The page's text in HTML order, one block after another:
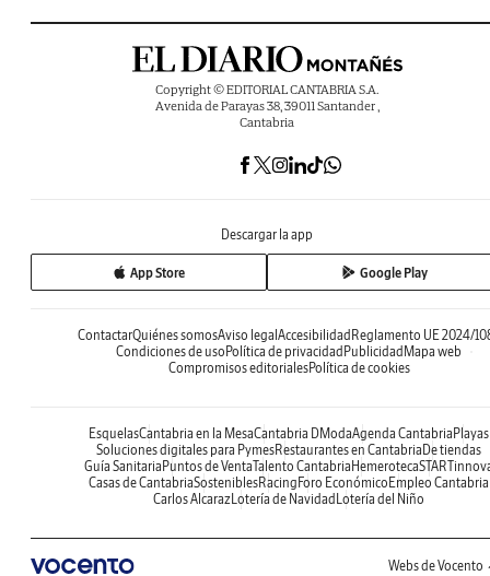
Copyright © EDITORIAL CANTABRIA S.A.
Avenida de Parayas 38, 39011 Santander ,
Cantabria
Descargar la app
App Store Google Play
ContactarQuiénes somosAviso legal Accesibilidad Reglamento UE 2024/
Condiciones de uso Política de privacidad Publicidad Mapa web
Compromisos editorialesPolítica de cookies
EsquelasCantabria en la MesaCantabria DModaAgenda Cantabria Playas
Soluciones digitales para PymesRestaurantes en Cantabria De tiendas
Guía Sanitaria Puntos de VentaTalento Cantabria Hemeroteca
Casas de CantabriaSosteniblesRacing Foro Económico Empleo Cantabria
Carlos AlcarazLotería de Navidad Lotería del Niño
Webs de Vocento